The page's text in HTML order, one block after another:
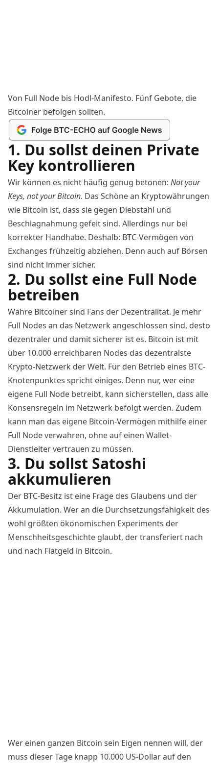
Von Full Node bis Hodl-Manifesto. Fünf Gebote, die
Bitcoiner befolgen sollten.
1. Du sollst deinen Private
Key kontrollieren
Wir können es nicht häufig genug betonen: Not your
Keys, not your Bitcoin. Das Schöne an Kryptowährungen
wie Bitcoin ist, dass sie gegen Diebstahl und
Beschlagnahmung gefeit sind. Allerdings nur bei
korrekter Handhabe. Deshalb: BTC-Vermögen von
Exchanges frühzeitig abziehen. Denn auch auf Börsen
sind nicht immer sicher.
2. Du sollst eine Full Node
betreiben
Wahre Bitcoiner sind Fans der Dezentralität. Je mehr
Full Nodes an das Netzwerk angeschlossen sind, desto
dezentraler und damit sicherer ist es. Bitcoin ist mit
über 10.000 erreichbaren Nodes das dezentralste
Krypto-Netzwerk der Welt. Für den Betrieb eines BTC-
Knotenpunktes spricht einiges. Denn nur, wer eine
eigene Full Node betreibt, kann sicherstellen, dass alle
Konsensregeln im Netzwerk befolgt werden. Zudem
kann man das eigene Bitcoin-Vermögen mithilfe einer
Full Nodeverwahren, ohne auf einen Wallet-
Dienstleiter vertrauen zu müssen.
3. Du sollst Satoshi
akkumulieren
Der BTC-Besitz ist eine Frage des Glaubens und der
Akkumulation. Wer an die Durchsetzungsfähigkeit des
wohl größten ökonomischen Experiments der
Menschheitsgeschichte glaubt, der transferiert nach
und nach Fiatgeld in Bitcoin.
Wer einen ganzen Bitcoin sein Eigen nennen will, der
muss dieser Tage knapp 10.000 US-Dollar auf den